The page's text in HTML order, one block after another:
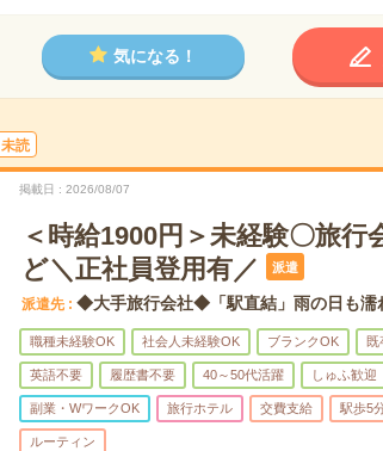
気になる！
未読
掲載日 2026/08/07
＜時給1900円＞未経験〇旅
ど＼正社員登用有／
派遣
派遣先 ◆大手旅行会社◆「駅直結」雨の日も濡
職種未経験OK 社会人未経験OK ブランクOK 既
英語不要 履歴書不要 40～50代活躍 しゅふ歓迎
副業・WワークOK 旅行ホテル 交費支給 駅歩5
ルーティン